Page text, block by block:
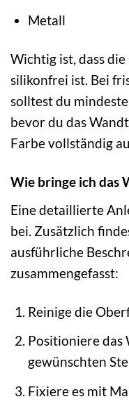
Metall
Wichtig ist, dass
silikonfrei ist. Bei
solltest du
bevor du das
Farbe vollständig
Wie bringe ich das
Eine detaillierte
bei. Zusätzlich
ausführliche
zusammengefasst:
Reinige die
Positioniere das
gewünschten
Fixiere es mit